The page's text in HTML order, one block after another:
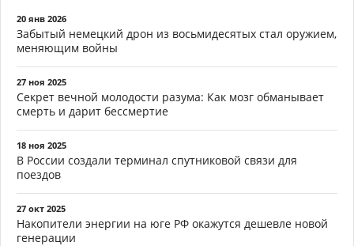
20 янв 2026
Забытый немецкий дрон из восьмидесятых стал оружием,
меняющим войны
27 ноя 2025
Секрет вечной молодости разума: Как мозг обманывает
смерть и дарит бессмертие
18 ноя 2025
В России создали терминал спутниковой связи для
поездов
27 окт 2025
Накопители энергии на юге РФ окажутся дешевле новой
генерации